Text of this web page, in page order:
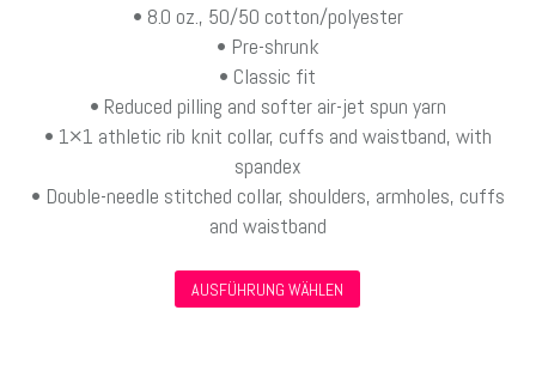
• 8.0 oz., 50/50 cotton/polyester
• Pre-shrunk
• Classic fit
• Reduced pilling and softer air-jet spun yarn
• 1×1 athletic rib knit collar, cuffs and waistband, with
spandex
• Double-needle stitched collar, shoulders, armholes, cuffs
and waistband
AUSFÜHRUNG WÄHLEN
Produkt